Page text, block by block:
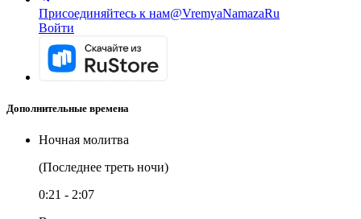
Присоединяйтесь к нам@VremyaNamazaRu
Войти
Дополнительные времена
Ночная молитва
(Последнее треть ночи)
0:21 - 2:07